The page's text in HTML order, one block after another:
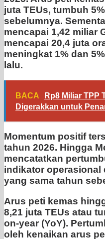
juta TEUs, tumbuh
sebelumnya.
mencapai 1,42 miliar
mencapai 20,4 juta
meningkat 1% dan
lalu.
BACA
Rp8 Miliar TPP
Digerakkan untuk
Momentum positif
tahun 2026. Hingga
mencatatkan
indikator operasional
yang sama tahun
Arus peti kemas
8,21 juta TEUs atau
on-year (YoY).
oleh kenaikan arus